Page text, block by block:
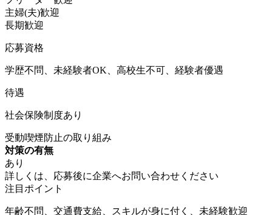
主婦(夫)歓迎
長期歓迎
応募資格
学歴不問、未経験者OK、高校生不可、経験者優遇
待遇
社会保険制度あり
受動喫煙防止の取り組み
対策の有無
あり
詳しくは、応募後に企業へお問い合わせください
注目ポイント
年齢不問、交通費支給、スキルが身に付く、未経験歓迎